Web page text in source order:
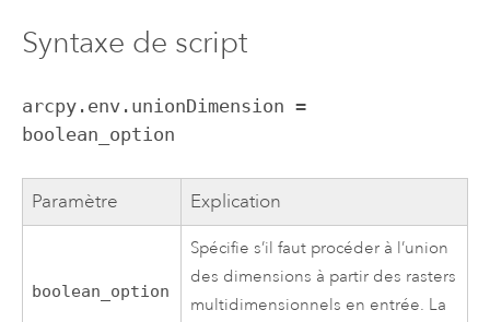
Syntaxe de script
arcpy.env.unionDimension =
boolean_option
Paramètre Explication
boolean_option
Spécifie s’il faut procéder à l’union
des dimensions à partir des rasters
multidimensionnels en entrée. La